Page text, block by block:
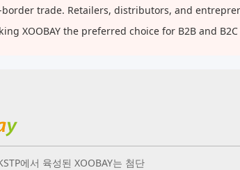
border trade. Retailers, distributors, and
XOOBAY the preferred choice for B2B and
에서 육성된 XOOBAY는 첨단